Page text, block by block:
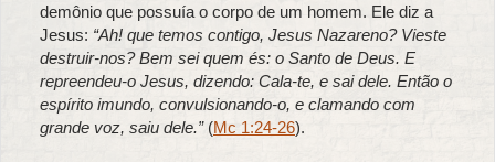
demônio que possuía o corpo de um homem. Ele diz a
Jesus: “Ah! que temos contigo, Jesus Nazareno? Vieste
destruir-nos? Bem sei quem és: o Santo de Deus. E
repreendeu-o Jesus, dizendo: Cala-te, e sai dele. Então o
espírito imundo, convulsionando-o, e clamando com
grande voz, saiu dele.”(Mc 1:24-26).